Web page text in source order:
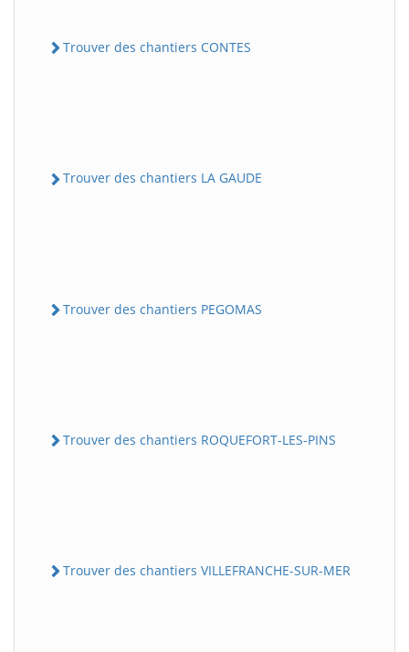
Trouver des chantiers CONTES
Trouver des chantiers LA GAUDE
Trouver des chantiers PEGOMAS
Trouver des chantiers ROQUEFORT-LES-PINS
Trouver des chantiers VILLEFRANCHE-SUR-MER